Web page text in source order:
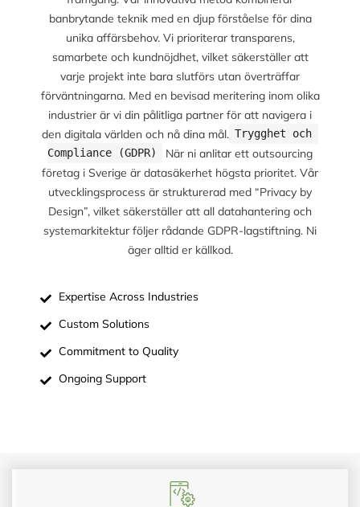
banbrytande teknik med en djup förståelse för dina
unika affärsbehov. Vi prioriterar transparens,
samarbete och kundnöjdhet, vilket säkerställer att
varje projekt inte bara slutförs utan överträffar
förväntningarna. Med en bevisad meritering inom olika
industrier är vi din pålitliga partner för att navigera i
den digitala världen och nå dina mål. Trygghet och
Compliance (GDPR)
När ni anlitar ett outsourcing
företag i Sverige är datasäkerhet högsta prioritet. Vår
utvecklingsprocess är strukturerad med “Privacy by
Design”, vilket säkerställer att all datahantering och
systemarkitektur följer rådande GDPR-lagstiftning. Ni
äger alltid er källkod.
Expertise Across Industries
Custom Solutions
Commitment to Quality
Ongoing Support